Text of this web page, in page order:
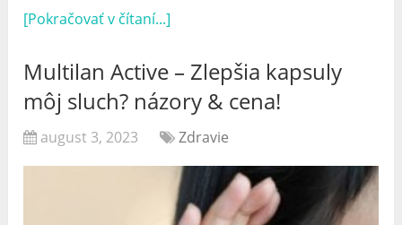
[Pokračovať v čítaní...]
Multilan Active – Zlepšia kapsuly
môj sluch? názory & cena!
august 3, 2023 Zdravie